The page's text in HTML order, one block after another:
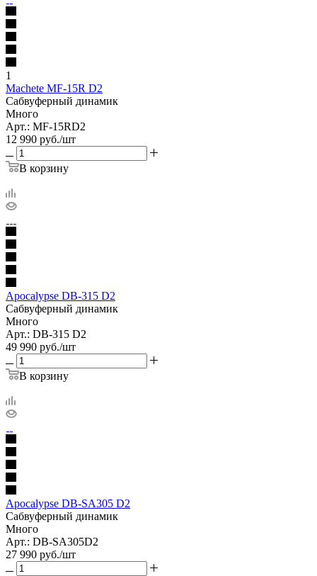
1
Machete MF-15R D2
Сабвуферный динамик
Много
Арт.: MF-15RD2
12 990 руб./шт
В корзину
Apocalypse DB-315 D2
Сабвуферный динамик
Много
Арт.: DB-315 D2
49 990 руб./шт
В корзину
Apocalypse DB-SA305 D2
Сабвуферный динамик
Много
Арт.: DB-SA305D2
27 990 руб./шт